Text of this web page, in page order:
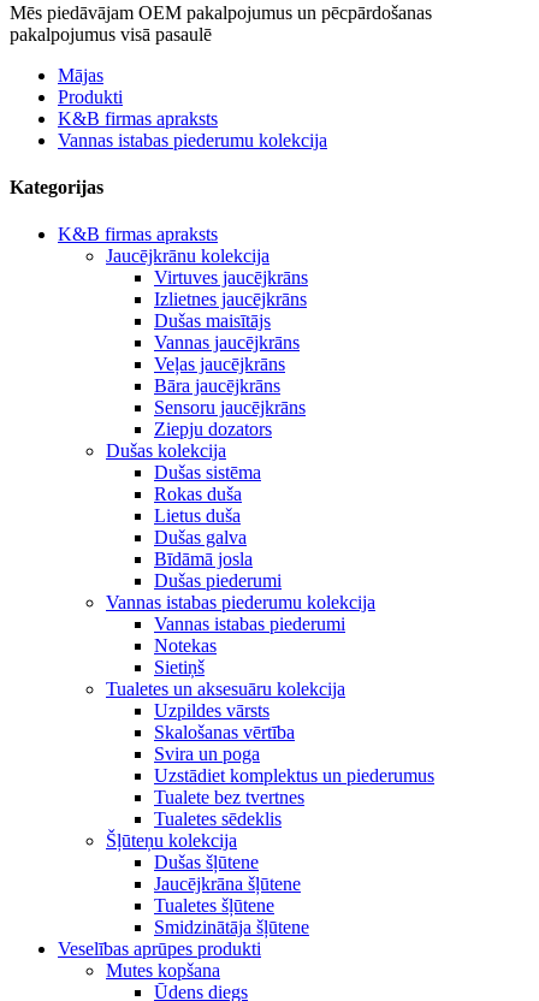
Mēs piedāvājam OEM pakalpojumus un pēcpārdošanas
pakalpojumus visā pasaulē
Mājas
Produkti
K&B firmas apraksts
Vannas istabas piederumu kolekcija
Kategorijas
K&B firmas apraksts
Jaucējkrānu kolekcija
Virtuves jaucējkrāns
Izlietnes jaucējkrāns
Dušas maisītājs
Vannas jaucējkrāns
Veļas jaucējkrāns
Bāra jaucējkrāns
Sensoru jaucējkrāns
Ziepju dozators
Dušas kolekcija
Dušas sistēma
Rokas duša
Lietus duša
Dušas galva
Bīdāmā josla
Dušas piederumi
Vannas istabas piederumu kolekcija
Vannas istabas piederumi
Notekas
Sietiņš
Tualetes un aksesuāru kolekcija
Uzpildes vārsts
Skalošanas vērtība
Svira un poga
Uzstādiet komplektus un piederumus
Tualete bez tvertnes
Tualetes sēdeklis
Šļūteņu kolekcija
Dušas šļūtene
Jaucējkrāna šļūtene
Tualetes šļūtene
Smidzinātāja šļūtene
Veselības aprūpes produkti
Mutes kopšana
Ūdens diegs